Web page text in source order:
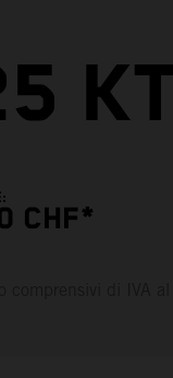
CHF*